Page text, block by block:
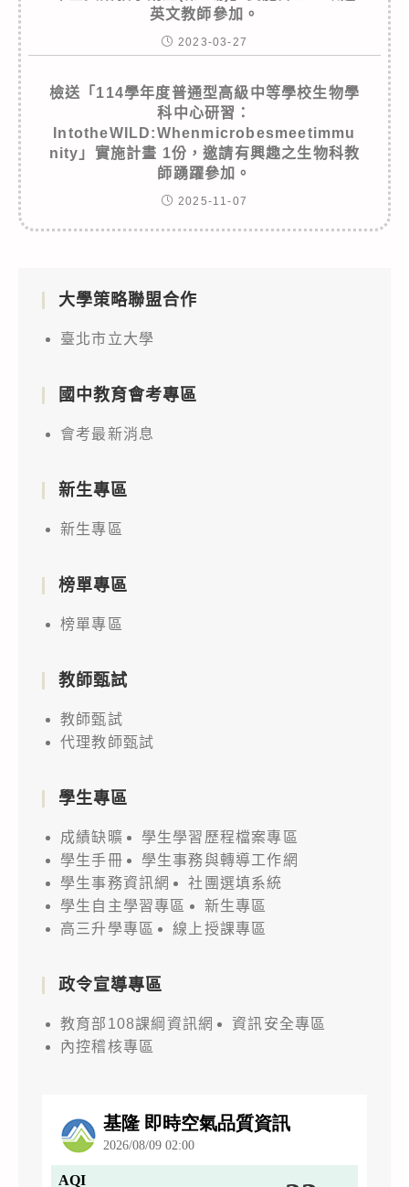
英文教師參加。
2023-03-27
檢送「114學年度普通型高級中等學校生物學
科中心研習：
IntotheWILD:Whenmicrobesmeetimmu
nity」實施計畫 1份，邀請有興趣之生物科教
師踴躍參加。
2025-11-07
大學策略聯盟合作
臺北市立大學
國中教育會考專區
會考最新消息
新生專區
新生專區
榜單專區
榜單專區
教師甄試
教師甄試
代理教師甄試
學生專區
成績缺曠
學生學習歷程檔案專區
學生手冊
學生事務與轉導工作網
學生事務資訊網
社團選填系統
學生自主學習專區
新生專區
高三升學專區
線上授課專區
政令宣導專區
教育部108課綱資訊網
資訊安全專區
內控稽核專區